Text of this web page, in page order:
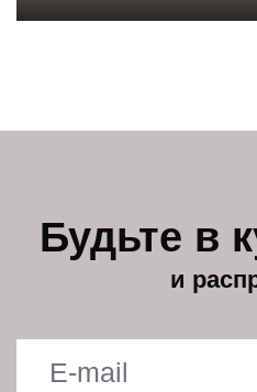
Будьте в
и